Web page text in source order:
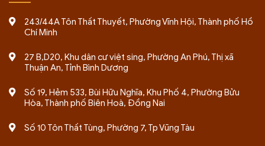
243/44A Tôn Thất Thuyết, Phường Vĩnh Hội, Thành phố Hồ
Chí Minh
27 B,D20, Khu dân cư việt sing, Phường An Phú, Thị xã
Thuận An, Tỉnh Bình Dương
Số 19, Hẻm 533, Bùi Hữu Nghĩa, Khu Phố 4, Phường Bửu
Hòa, Thành phố Biên Hoà, Đồng Nai
Số 10 Tôn Thất Tùng, Phường 7, Tp Vũng Tàu